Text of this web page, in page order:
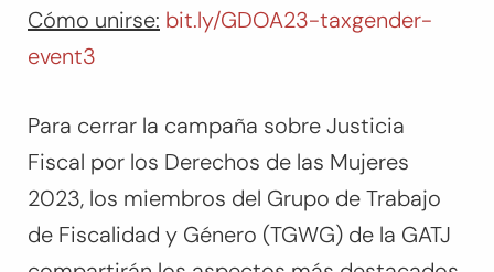
Cómo unirse: bit.ly/GDOA23-taxgender-
event3
Para cerrar la campaña sobre Justicia
Fiscal por los Derechos de las Mujeres
2023, los miembros del Grupo de Trabajo
de Fiscalidad y Género (TGWG) de la GATJ